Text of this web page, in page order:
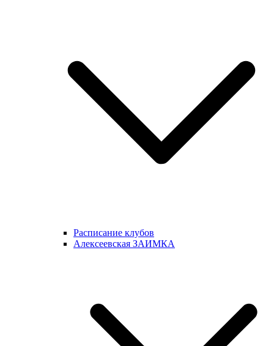
Расписание клубов
Алексеевская ЗАИМКА